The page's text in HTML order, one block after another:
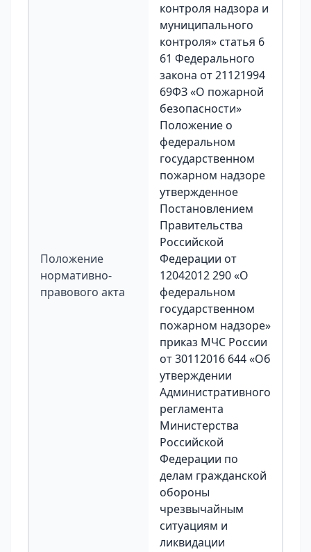
Положение
нормативно-
правового акта
контроля надзора и
муниципального
контроля» статья 6
61 Федерального
закона от 21121994
69ФЗ «О пожарной
безопасности»
Положение о
федеральном
государственном
пожарном надзоре
утвержденное
Постановлением
Правительства
Российской
Федерации от
12042012 290 «О
федеральном
государственном
пожарном надзоре»
приказ МЧС России
от 30112016 644 «Об
утверждении
Административного
регламента
Министерства
Российской
Федерации по
делам гражданской
обороны
чрезвычайным
ситуациям и
ликвидации